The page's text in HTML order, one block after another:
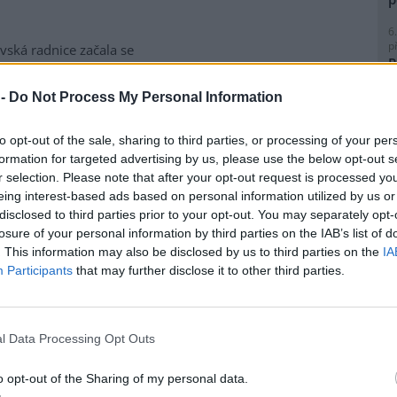
Do Not Process My Personal Information
opt-out of the sale, sharing to third parties, or processing of your
for targeted advertising by us, please use the below opt-out
selection. Please note that after your opt-out request is processed
interest-based ads based on personal information utilized by us
to third parties prior to your opt-out. You may separately
of your personal information by third parties on the IAB’s list of
This information may also be disclosed by us to third parties on the
Participants that may further disclose it to other third parties.
Data Processing Opt Outs
opt-out of the Sharing of my personal data.
radnice začala se
likvidací bolševníku
který patří k
invazním
ve Slezské Ostravě letos
kombinuje chemické i
Gabriela Pokorná.
výrobu nového
Škoda Auto zahájila ve
hlavním závodě v Mladé
sériovou výrobu nového
Jde o největší vůz v